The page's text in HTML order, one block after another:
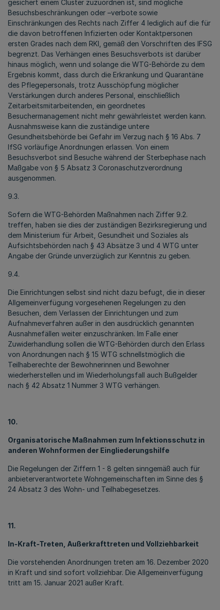
gesichert einem Cluster zuzuordnen ist, sind mögliche
Besuchsbeschränkungen oder –verbote sowie
Einschränkungen des Rechts nach Ziffer 4 lediglich auf die für
die davon betroffenen Infizierten oder Kontaktpersonen
ersten Grades nach dem RKI, gemäß den Vorschriften des IFSG
begrenzt. Das Verhängen eines Besuchsverbots ist darüber
hinaus möglich, wenn und solange die WTG-Behörde zu dem
Ergebnis kommt, dass durch die Erkrankung und Quarantäne
des Pflegepersonals, trotz Ausschöpfung möglicher
Verstärkungen durch anderes Personal, einschließlich
Zeitarbeitsmitarbeitenden, ein geordnetes
Besuchermanagement nicht mehr gewährleistet werden kann.
Ausnahmsweise kann die zuständige untere
Gesundheitsbehörde bei Gefahr im Verzug nach § 16 Abs. 7
IfSG vorläufige Anordnungen erlassen. Von einem
Besuchsverbot sind Besuche während der Sterbephase nach
Maßgabe von § 5 Absatz 3 Coronaschutzverordnung
ausgenommen.
9.3.
Sofern die WTG-Behörden Maßnahmen nach Ziffer 9.2.
treffen, haben sie dies der zuständigen Bezirksregierung und
dem Ministerium für Arbeit, Gesundheit und Soziales als
Aufsichtsbehörden nach § 43 Absätze 3 und 4 WTG unter
Angabe der Gründe unverzüglich zur Kenntnis zu geben.
9.4.
Die Einrichtungen selbst sind nicht dazu befugt, die in dieser
Allgemeinverfügung vorgesehenen Regelungen zu den
Besuchen, dem Verlassen der Einrichtungen und zum
Aufnahmeverfahren außer in den ausdrücklich genannten
Ausnahmefällen weiter einzuschränken. Im Falle einer
Zuwiderhandlung sollen die WTG-Behörden durch den Erlass
von Anordnungen nach § 15 WTG schnellstmöglich die
Teilhaberechte der Bewohnerinnen und Bewohner
wiederherstellen und im Wiederholungsfall auch Bußgelder
nach § 42 Absatz 1 Nummer 3 WTG verhängen.
10.
Organisatorische Maßnahmen zum Infektionsschutz in
anderen Wohnformen der Eingliederungshilfe
Die Regelungen der Ziffern 1 - 8 gelten sinngemäß auch für
anbieterverantwortete Wohngemeinschaften im Sinne des §
24 Absatz 3 des Wohn- und Teilhabegesetzes.
11.
In-Kraft-Treten, Außerkrafttreten und Vollziehbarkeit
Die vorstehenden Anordnungen treten am 16. Dezember 2020
in Kraft und sind sofort vollziehbar. Die Allgemeinverfügung
tritt am 15. Januar 2021 außer Kraft.